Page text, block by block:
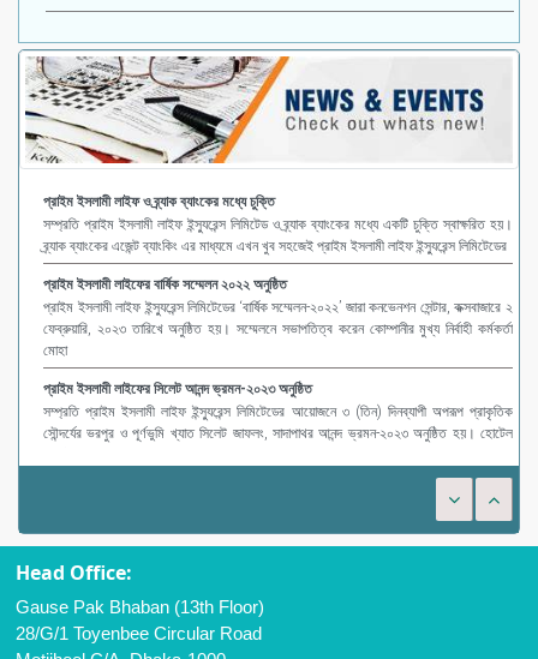
প্রাইম ইসলামী লাইফ ও ব্র্যাক ব্যাংকের মধ্যে চুক্তি
সম্প্রতি প্রাইম ইসলামী লাইফ ইন্স্যুরেন্স লিমিটেড ও ব্র্যাক ব্যাংকের মধ্যে একটি চুক্তি স্বাক্ষরিত হয়।
ব্র্যাক ব্যাংকের এজেন্ট ব্যাংকিং এর মাধ্যমে এখন খুব সহজেই প্রাইম ইসলামী লাইফ ইন্স্যুরেন্স লিমিটেডের
প্রাইম ইসলামী লাইফের বার্ষিক সম্মেলন ২০২২ অনুষ্ঠিত
প্রাইম ইসলামী লাইফ ইন্স্যুরেন্স লিমিটেডের ‘বার্ষিক সম্মেলন-২০২২’ জারা কনভেনশন সেন্টার, কক্সবাজারে ২
ফেব্রুয়ারি, ২০২৩ তারিখে অনুষ্ঠিত হয়। সম্মেলনে সভাপতিত্ব করেন কোম্পানীর মুখ্য নির্বাহী কর্মকর্তা
মোহা
প্রাইম ইসলামী লাইফের সিলেট আনন্দ ভ্রমন-২০২৩ অনুষ্ঠিত
সম্প্রতি প্রাইম ইসলামী লাইফ ইন্স্যুরেন্স লিমিটেডের আয়োজনে ৩ (তিন) দিনব্যাপী অপরূপ প্রাকৃতিক
সৌন্দর্যের ভরপুর ও পূর্ণভুমি খ্যাত সিলেট জাফলং, সাদাপাথর আনন্দ ভ্রমন-২০২৩ অনুষ্ঠিত হয়। হোটেল
Head Office:
Gause Pak Bhaban (13th Floor)
28/G/1 Toyenbee Circular Road